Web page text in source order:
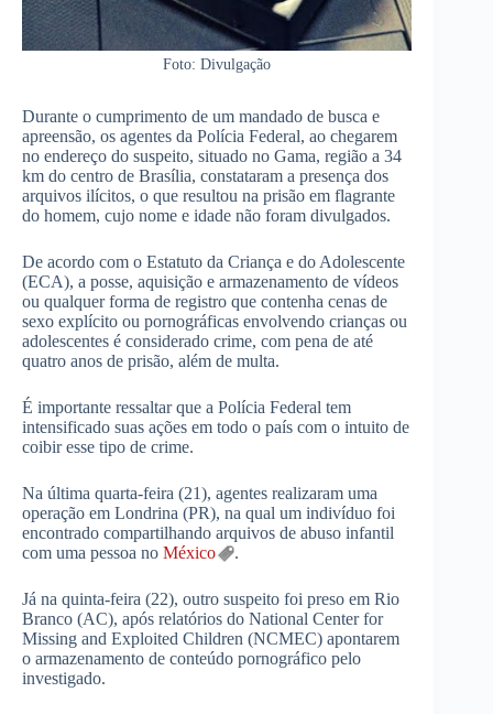
Foto: Divulgação
Durante o cumprimento de um mandado de busca e
apreensão, os agentes da Polícia Federal, ao chegarem
no endereço do suspeito, situado no Gama, região a 34
km do centro de Brasília, constataram a presença dos
arquivos ilícitos, o que resultou na prisão em flagrante
do homem, cujo nome e idade não foram divulgados.
De acordo com o Estatuto da Criança e do Adolescente
(ECA), a posse, aquisição e armazenamento de vídeos
ou qualquer forma de registro que contenha cenas de
sexo explícito ou pornográficas envolvendo crianças ou
adolescentes é considerado crime, com pena de até
quatro anos de prisão, além de multa.
É importante ressaltar que a Polícia Federal tem
intensificado suas ações em todo o país com o intuito de
coibir esse tipo de crime.
Na última quarta-feira (21), agentes realizaram uma
operação em Londrina (PR), na qual um indivíduo foi
encontrado compartilhando arquivos de abuso infantil
com uma pessoa no México .
Já na quinta-feira (22), outro suspeito foi preso em Rio
Branco (AC), após relatórios do National Center for
Missing and Exploited Children (NCMEC) apontarem
o armazenamento de conteúdo pornográfico pelo
investigado.